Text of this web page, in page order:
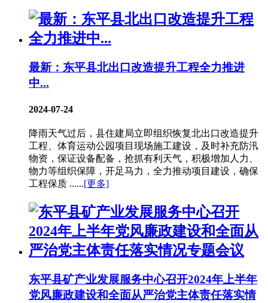
最新：东平县北出口改造提升工程全力推进
中...
2024-07-24
降雨天气过后，县住建局立即组织恢复北出口改造提升
工程、体育运动公园项目现场施工建设，及时补充防汛
物资，保证设备配备，抢抓有利天气，积极增加人力、
物力等组织保障，开足马力，全力推动项目建设，确保
工程保质 ......[更多]
东平县矿产业发展服务中心召开2024年上半年
党风廉政建设和全面从严治党主体责任落实情